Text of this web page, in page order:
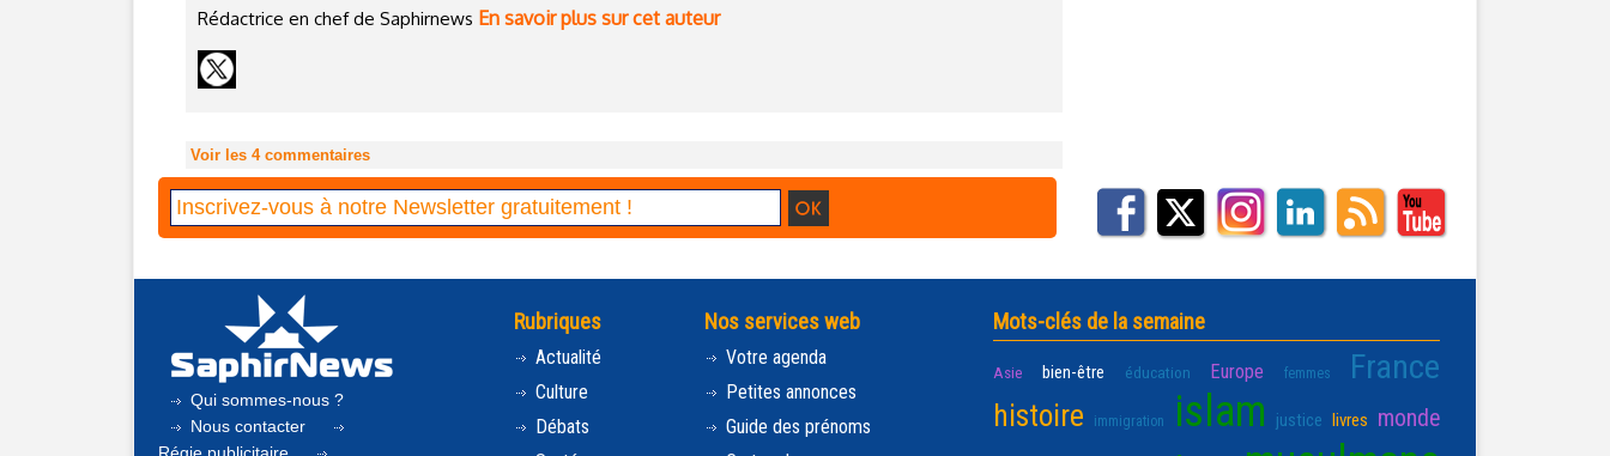
Rédactrice en chef de Saphirnews En savoir plus sur cet auteur
Voir les 4commentaires
Qui sommes-nous ?
Nous contacter
Rubriques
Actualité
Culture
Débats
Nos services web
Votre agenda
Petites annonces
Guide des prénoms
Mots-clés de la semaine
Asie bien-être éducation Europe femmes France
histoire immigration islam justice livres monde